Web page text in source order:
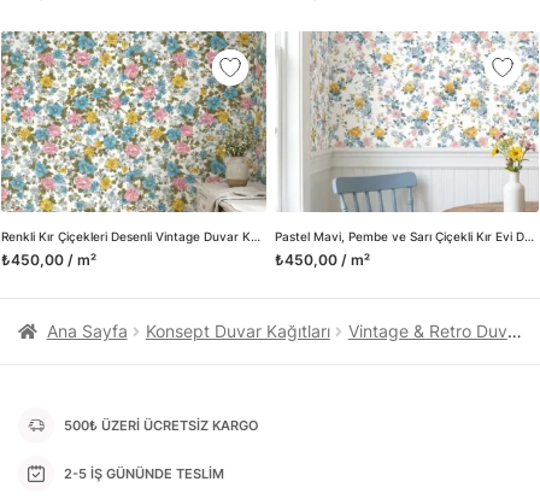
Renkli Kır Çiçekleri Desenli Vintage Duvar Kağıdı, Pembe ve Mavi Çiçekli İllüstrasyon Duvar Posteri
₺450,00 / m²
Pastel Mavi, Pembe ve Sarı Çiçekli Kır Evi Duvar Kağıdı, Vintage Botanik Desenli Duvar Posteri
₺450,00 / m²
üretimini ve satışını yapmaktadır. Duvar tasarımının önemini
biliyor ve evin en kritik dekorasyon alanı olduğunu kabul
ediyoruz. Bu nedenle ürün yelpazemizi sürekli genişletiyor ve
trendlere ayak uydurmanın yanı sıra yeni trendlerin oluşumunda
da öncü rol üstleniyoruz.
Herhangi bir soru ya da sorununuz olursa bizimle iletişime
geçebilirsiniz.
Ana Sayfa Konsept Duvar Kağıtları Vintage & Retro Duvar Kağıtları
500₺ ÜZERİ ÜCRETSİZ KARGO
2-5 İŞ GÜNÜNDE TESLİM